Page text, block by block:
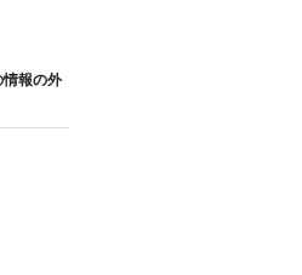
情報の外